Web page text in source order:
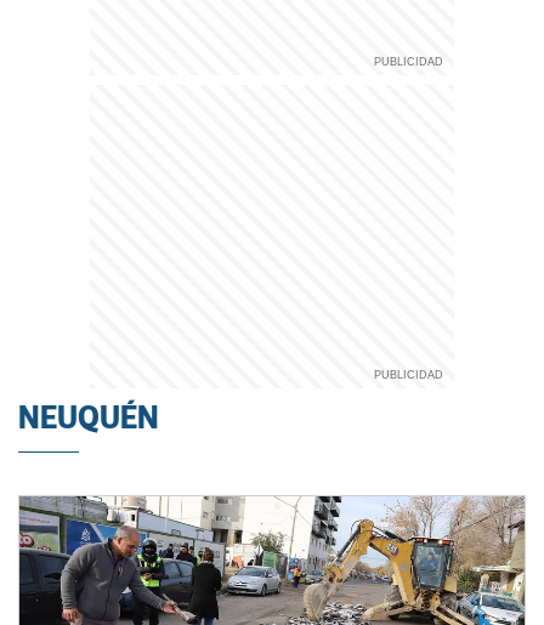
NEUQUÉN